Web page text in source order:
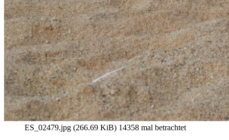
ES_02479.jpg (266.69 KiB) 14358 mal betrachtet